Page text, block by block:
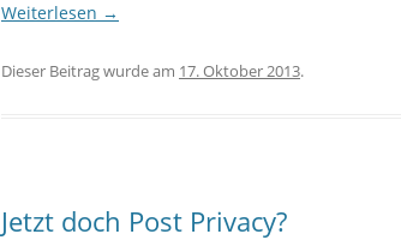
Weiterlesen →
Dieser Beitrag wurde am 17. Oktober 2013.
Jetzt doch Post Privacy?